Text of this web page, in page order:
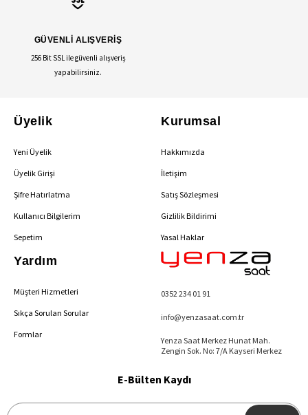
GÜVENLİ ALIŞVERİŞ
256 Bit SSL ile güvenli alışveriş
yapabilirsiniz.
Üyelik
Yeni Üyelik
Üyelik Girişi
Şifre Hatırlatma
Kullanıcı Bilgilerim
Sepetim
Kurumsal
Hakkımızda
İletişim
Satış Sözleşmesi
Gizlilik Bildirimi
Yasal Haklar
Yardım
Müşteri Hizmetleri
Sıkça Sorulan Sorular
Formlar
0352 234 01 91
info@yenzasaat.com.tr
Yenza Saat Merkez Hunat Mah.
Zengin Sok. No: 7/A Kayseri Merkez
E-Bülten Kaydı